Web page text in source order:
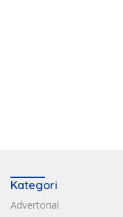
Kategori
Advertorial